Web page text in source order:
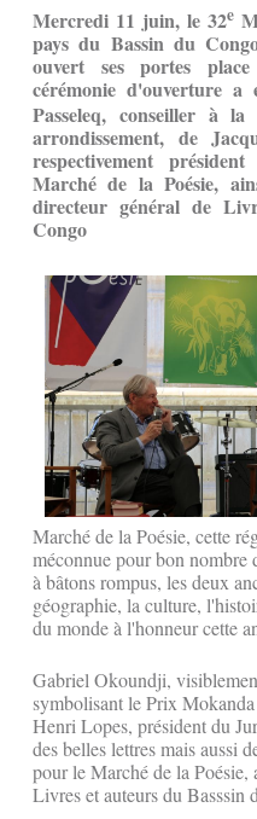
Mercredi 11 juin, le 32e
pays du Bassin du
ouvert ses portes
cérémonie d'ouverture
Passeleq, conseiller à
arrondissement, de
respectivement
Marché de la Poésie,
directeur général de
Congo
Marché de la Poésie, cette
méconnue pour bon nombre
à bâtons rompus, les deux
géographie, la culture,
du monde à l'honneur cette
Gabriel Okoundji,
symbolisant le Prix
Henri Lopes, président du
des belles lettres mais aussi
pour le Marché de la
Livres et auteurs du Basssin